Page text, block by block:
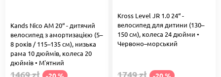
Kands Nico AM 20“ - дитячий
велосипед з амортизацією (5–
8 років / 115–135 см), низька
рама 10 дюймів, колеса 20
дюймів • М'ятний
1469 zł
Kross Level JR 1.0 24“ -
велосипед для дитини (130–
150 см), колеса 24 дюйми •
Червоно–морський
1749 zł